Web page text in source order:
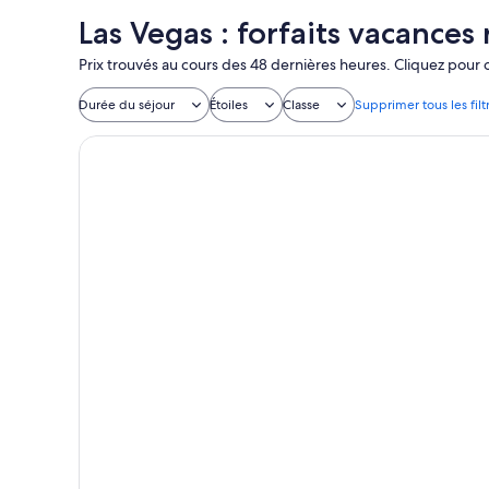
Las Vegas : forfaits vacances
Prix trouvés au cours des 48 dernières heures. Cliquez pour
Durée du séjour Étoiles Classe Supprimer tous les
Planet Hollywood Resort & Casino